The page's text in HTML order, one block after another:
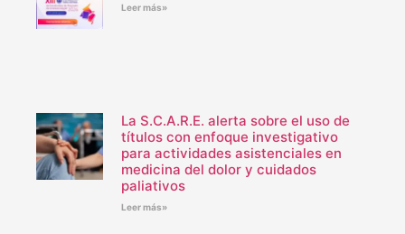
Leer más»
La S.C.A.R.E. alerta sobre el uso de
títulos con enfoque investigativo
para actividades asistenciales en
medicina del dolor y cuidados
paliativos
Leer más»